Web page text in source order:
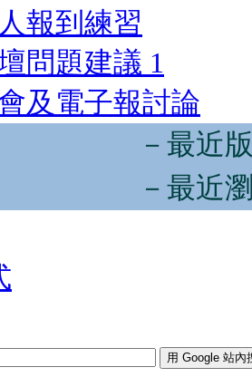
報到練習
問題建議 1
及電子報討論
－最近
－最近